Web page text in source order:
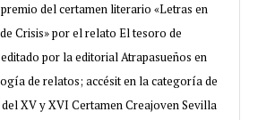
del certamen literario «Letras en
Crisis» por el relato El tesoro de
por la editorial Atrapasueños en
de relatos; accésit en la categoría de
XV y XVI Certamen Creajoven Sevilla